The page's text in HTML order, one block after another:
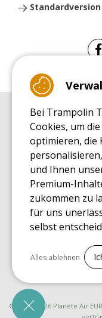
Standardversion
EINKAUFSRATGEBER
Einkaufsratgeber
MONTAGE RATGEBER
Montagehinweise für
PFLEGERATGEBER
Pflegeratgeber für Ihr
ENDECKUNGSTOUR
Was Sie über Freizeit
EINKAUFSRATGEBER FÜR
© 2008 - 2026 Planète Air
Bei Trampolin
Cookies, um
optimieren, die
und Ihnen
Premium-
zukommen zu
für uns
selbst
Alles
Notwendige
Für den
Alles ablehnen